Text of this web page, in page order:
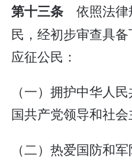
第十三条 依照法律
民，经初步审查具
应征公民：
（一）拥护中华人
国共产党领导和社会
（二）热爱国防和